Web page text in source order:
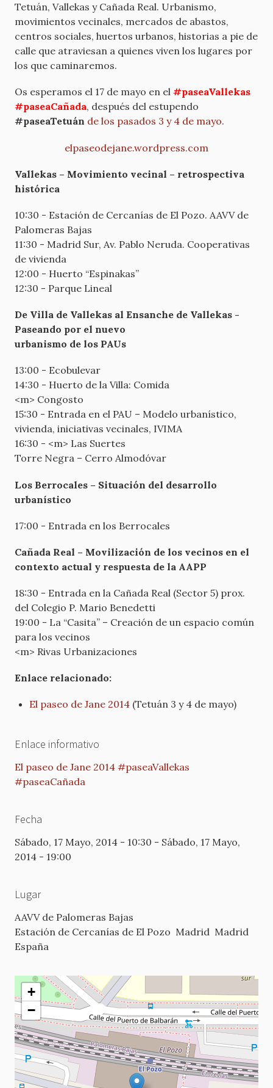
Tetuán, Vallekas y Cañada Real. Urbanismo,
movimientos vecinales, mercados de abastos,
centros sociales, huertos urbanos, historias a pie de
calle que atraviesan a quienes viven los lugares por
los que caminaremos.
Os esperamos el 17 de mayo en el #paseaVallekas
#paseaCañada, después del estupendo
#paseaTetuán de los pasados 3 y 4 de mayo.
elpaseodejane.wordpress.com
Vallekas – Movimiento vecinal – retrospectiva
histórica
10:30 - Estación de Cercanías de El Pozo. AAVV de
Palomeras Bajas
11:30 - Madrid Sur, Av. Pablo Neruda. Cooperativas
de vivienda
12:00 - Huerto “Espinakas”
12:30 - Parque Lineal
De Villa de Vallekas al Ensanche de Vallekas -
Paseando por el nuevo
urbanismo de los PAUs
13:00 - Ecobulevar
14:30 - Huerto de la Villa: Comida
<m> Congosto
15:30 - Entrada en el PAU – Modelo urbanístico,
vivienda, iniciativas vecinales, IVIMA
16:30 - <m> Las Suertes
Torre Negra – Cerro Almodóvar
Los Berrocales – Situación del desarrollo
urbanístico
17:00 - Entrada en los Berrocales
Cañada Real – Movilización de los vecinos en el
contexto actual y respuesta de la AAPP
18:30 - Entrada en la Cañada Real (Sector 5) prox.
del Colegio P. Mario Benedetti
19:00 - La “Casita” – Creación de un espacio común
para los vecinos
<m> Rivas Urbanizaciones
Enlace relacionado:
El paseo de Jane 2014 (Tetuán 3 y 4 de mayo)
Enlace informativo
El paseo de Jane 2014 #paseaVallekas
#paseaCañada
Fecha
Sábado, 17 Mayo, 2014 - 10:30 - Sábado, 17 Mayo,
2014 - 19:00
Lugar
AAVV de Palomeras Bajas
Estación de Cercanías de El Pozo Madrid Madrid
España
+
−